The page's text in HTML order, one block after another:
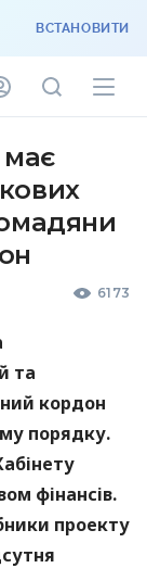
ВСТАНОВИТИ
має
6173
та
кордон
порядку.
фінансів.
проекту